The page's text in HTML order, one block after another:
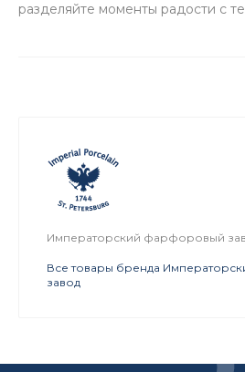
разделяйте моменты радости с
Императорский фарфоровый
Все товары бренда
завод